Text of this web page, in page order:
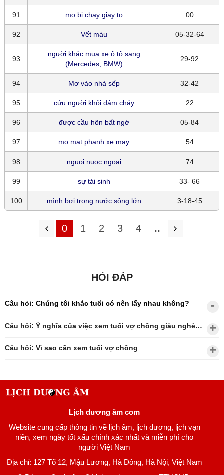
91 mo bi chay giay to 00
92 Vết máu 05-32-64
93
người khác mua xe ô tô sang
(Mercedes, BMW)
29-92
94 Mơ vào nhà sếp 32-42
95 cứu người khỏi đám cháy 22
96 được cầu hôn bất ngờ 05-84
97 mo mat phanh xe may 54
98 nguoi nuoc ngoai 74
99 sự tái sinh 33- 66
100 mình bơi trong nước sông lớn 3-18-45
0 1 2 3 4 ..
HỎI ĐÁP
Câu hỏi: Chúng tôi khắc tuổi có nên lấy nhau không?
Câu hỏi: Ý nghĩa của việc xem tuổi vợ chồng giàu nghèo?
Câu hỏi: Vì sao cần xem tuổi vợ chồng
Lịch dương âm com
Website cung cấp thông tin về lịch âm, lịch dương, lịch vạn
niên, xem ngày tốt xấu chính xác nhất và miễn phí cho
người Việt Nam
Địa chỉ: 127 Tổ 12, Mậu Lương, Hà Đông, Hà Nội, Việt Nam